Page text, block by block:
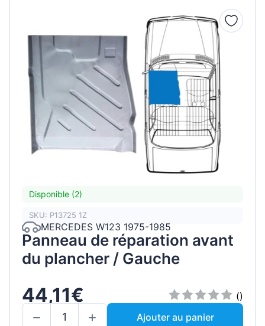
Disponible (2)
SKU: P13725 1Z
MERCEDES W123 1975-1985
Panneau de réparation avant
du plancher / Gauche
44,11€
()
Ajouter au panier